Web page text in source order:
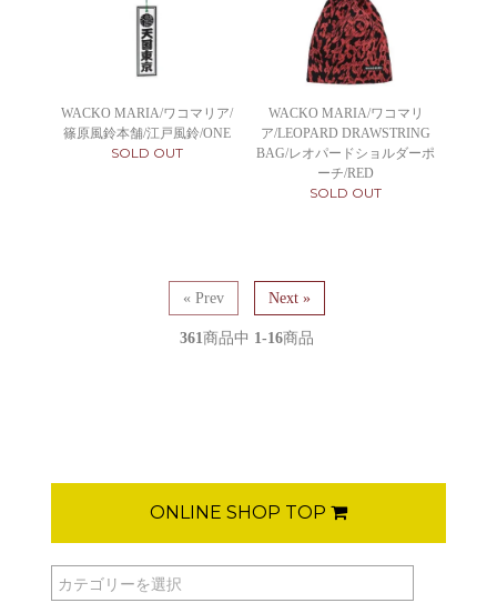
WACKO MARIA/ワコマリア/
篠原風鈴本舗/江戸風鈴/ONE
SOLD OUT
WACKO MARIA/ワコマリ
ア/LEOPARD DRAWSTRING
BAG/レオパードショルダーポ
ーチ/RED
SOLD OUT
« Prev Next »
361商品中 1-16商品
ONLINE SHOP TOP